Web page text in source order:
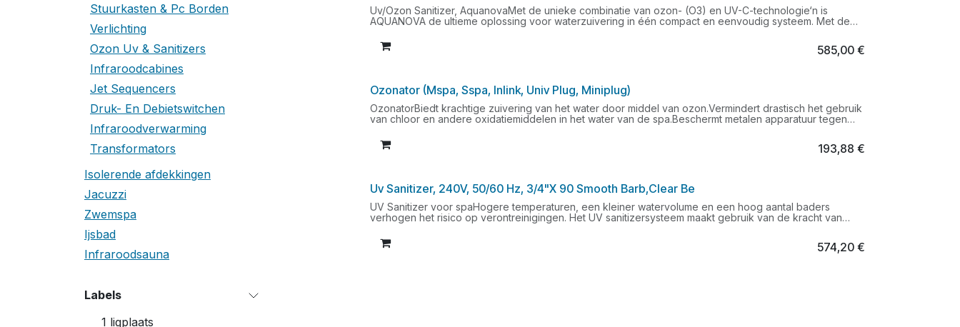
Stuurkasten & Pc Borden
Verlichting
Ozon Uv & Sanitizers
Infraroodcabines
Jet Sequencers
Druk- En Debietswitchen
Infraroodverwarming
Transformators
Isolerende afdekkingen
Jacuzzi
Zwemspa
Ijsbad
Infraroodsauna
Labels
1 ligplaats
Uv/Ozon Sanitizer, AquanovaMet de unieke combinatie van ozon- (O3) en UV-C-technologie‘n is
AQUANOVA de ultieme oplossing voor waterzuivering in één compact en eenvoudig systeem. Met de
AQUANOVA meer reinigingskracht, betere betrouwbaarheid en minder gedoe, terwijl het resterende
chloorverbruik aanzienlijk wordt verminderd om het meest geavanceerde sanitaire potentieel te bieden
585,00€
Ozonator (Mspa, Sspa, Inlink, Univ Plug, Miniplug)
OzonatorBiedt krachtige zuivering van het water door middel van ozon.Vermindert drastisch het gebruik
van chloor en andere oxidatiemiddelen in het water van de spa.Beschermt metalen apparatuur tegen
universele plug en is geschikt voor meerdere sturingssystemen (MPack, SPack en IN.Link van
Gecko).Geschikt voor IN.XM en IN.XE sturingen van L.ASpas modellen vanaf 2009.
193,88 €
Uv Sanitizer, 240V, 50/60 Hz, 3/4"X 90 Smooth Barb,Clear Be
UV Sanitizer voor spaHogere temperaturen, een kleiner watervolume en een hoog aantal baders
verhogen het risico op verontreinigingen. Het UV sanitizersysteem maakt gebruik van de kracht van
gehalte te verlagen en de chloorbijproducten te elimineren. Het resultaat is een hot tub die veilig,
gezond en gemakkelijk te onderhouden is.Vervangingslamp voor deze UV Sanitizer is art. 108892574,20€